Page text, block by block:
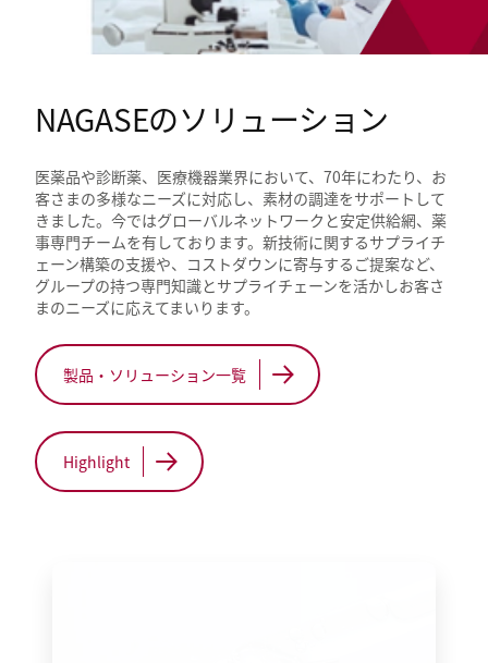
NAGASEのソリューション
医薬品や診断薬、医療機器業界において、70年にわたり、お
客さまの多様なニーズに対応し、素材の調達をサポートして
きました。今ではグローバルネットワークと安定供給網、薬
事専門チームを有しております。新技術に関するサプライチ
ェーン構築の支援や、コストダウンに寄与するご提案など、
グループの持つ専門知識とサプライチェーンを活かしお客さ
まのニーズに応えてまいります。
製品・ソリューション一覧
Highlight